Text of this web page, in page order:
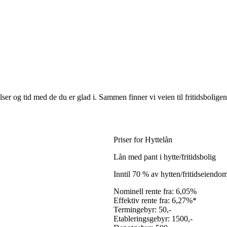
og tid med de du er glad i. Sammen finner vi veien til
Priser for Hyttelån
Lån med pant i hytte/fritidsbolig
Inntil 70 % av hytten/
Nominell rente fra: 6,05%
Effektiv rente fra: 6,27%*
Termingebyr: 50,-
Etableringsgebyr: 1500,-